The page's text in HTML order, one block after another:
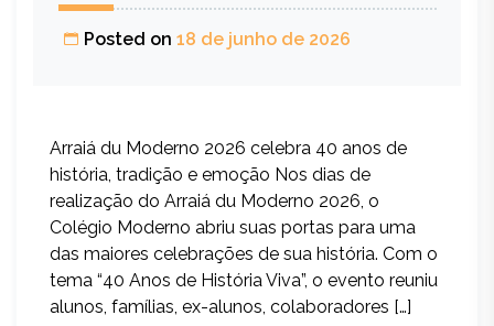
Posted on 18 de junho de 2026
Arraiá du Moderno 2026 celebra 40 anos de
história, tradição e emoção Nos dias de
realização do Arraiá du Moderno 2026, o
Colégio Moderno abriu suas portas para uma
das maiores celebrações de sua história. Com o
tema “40 Anos de História Viva”, o evento reuniu
alunos, famílias, ex-alunos, colaboradores […]